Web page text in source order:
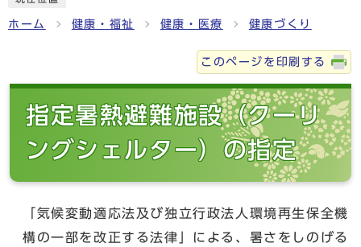
ホーム 健康・福祉 健康・医療 健康づくり
このページを印刷する
指定暑熱避難施設（クーリ
ングシェルター）の指定
「気候変動適応法及び独立行政法人環境再生保全機
構の一部を改正する法律」による、暑さをしのげる